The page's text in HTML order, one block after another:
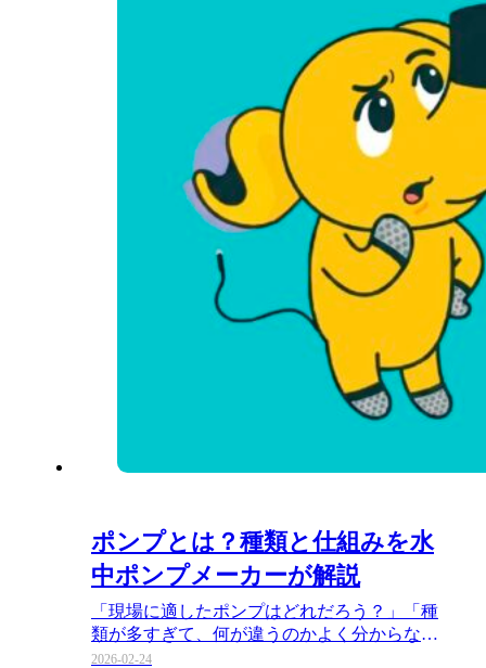
ポンプとは？種類と仕組みを水
中ポンプメーカーが解説
「現場に適したポンプはどれだろう？」「種
類が多すぎて、何が違うのかよく分からな
い」とお悩みではありませんか？ …
2026-02-24